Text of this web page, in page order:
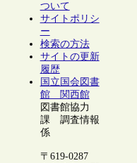
ついて
サイトポリシ
ー
検索の方法
サイトの更新
履歴
国立国会図書
館 関西館
図書館協力
課 調査情報
係
〒619-0287